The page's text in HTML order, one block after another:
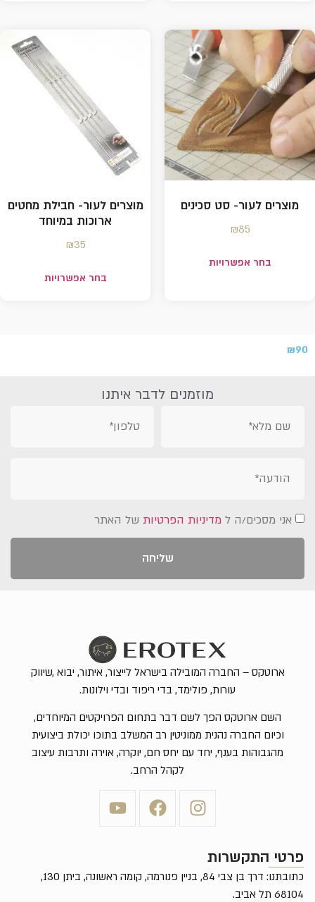
מוצרים לעור- סט סכינים
₪85
בחר אפשרויות
מוצרים לעור- חבילת מחטים
ארוכות במיוחד
₪35
בחר אפשרויות
₪90
מוזמנים לדבר איתנו
אני מסכים/ה ל מדיניות הפרטיות של האתר
שליחה
פרטי התקשרות
כתובתנו: דרך בן צבי 84, בניין פנורמה, קומה ראשונה, ביתן 130,
68104 תל אביב.
ארוטקס – החברה המובילה בישראל לייצור, איתור, יבוא ,שיווק
עורות, פולימד, בדי ריפוד ובדי וילונות.
השם ארוטקס הפך לשם דבר בתחום הפרויקטים המיוחדים,
וכיום החברה נהנית ממוניטין רב המשלב בתוכו יכולת ביצועית
מהגבוהות בענף, יחד עם יחס חם, יוקרה, אוירה ותרבות עיצוב
לקהל הרחב.